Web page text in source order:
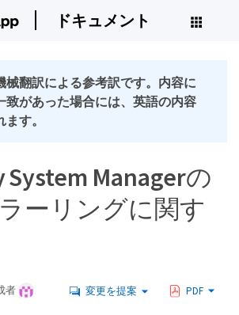
ドキュメント
械翻訳による参考訳です。内容に
致があった場合には、英語の内容
す。
Managerの
ーリングに関す
者 変更を提案 PDF